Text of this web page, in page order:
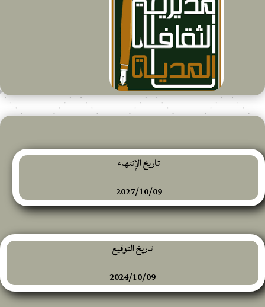
تاريخ الإنتهاء
2027/10/09
تاريخ التوقيع
2024/10/09